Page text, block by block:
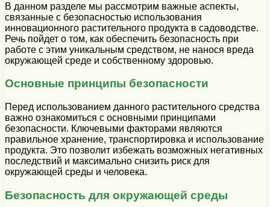
В данном разделе мы рассмотрим важные аспекты,
связанные с безопасностью использования
инновационного растительного продукта в садоводстве.
Речь пойдет о том, как обеспечить безопасность при
работе с этим уникальным средством, не нанося вреда
окружающей среде и собственному здоровью.
Основные принципы безопасности
Перед использованием данного растительного средства
важно ознакомиться с основными принципами
безопасности. Ключевыми факторами являются
правильное хранение, транспортировка и использование
продукта. Это позволит избежать возможных негативных
последствий и максимально снизить риск для
окружающей среды и человека.
Безопасность для окружающей среды